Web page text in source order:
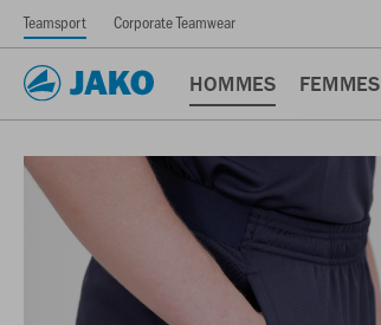
Teamsport Corporate Teamwear
HOMMES FEMMES